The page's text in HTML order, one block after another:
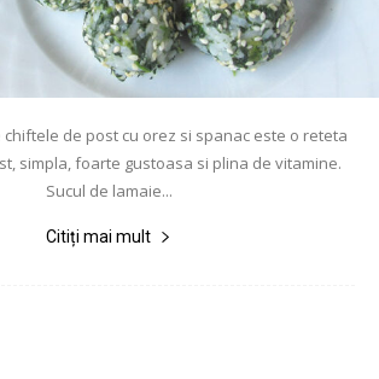
de post cu orez si spanac este o reteta
simpla, foarte gustoasa si plina de vitamine.
Sucul de lamaie...
Citiți mai mult